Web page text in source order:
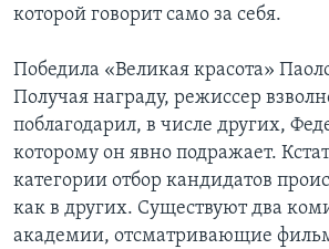
которой говорит само за себя.
Победила «Великая красота»
Получая награду, режиссер
поблагодарил, в числе других,
которому он явно подражает.
категории отбор кандидатов
как в других. Существуют два
академии, отсматривающие